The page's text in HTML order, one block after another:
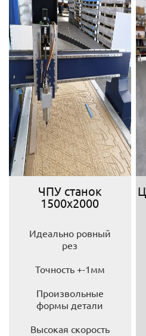
ЧПУ станок
1500х2000
Идеально ровный
рез
Точность +-1мм
Произвольные
формы детали
Высокая скорость